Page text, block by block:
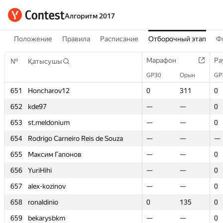
Алгоритм 2017
Положение Правила Расписание Отборочный этап
№ Қатысушы Марафон
GP30 Орын
651 Honcharov12 0 311
0
652
kde97 — —
0
653
st.meldonium — —
0
654
Rodrigo Carneiro Reis de Souza — —
—
655
Максим Гапонов — —
0
656
YuriHihi — —
0
657
alex-kozinov — —
0
658
ronaldinio 0 135
0
659
bekarysbkm — —
0
№ Қатысушы Марафон
GP30 Орын
651 Honcharov12 0 311
0
652
kde97 — —
0
653
st.meldonium — —
0
654
Rodrigo Carneiro Reis de Souza — —
—
655
Максим Гапонов — —
0
656
YuriHihi — —
0
657
alex-kozinov — —
0
658
ronaldinio 0 135
0
659
bekarysbkm — —
0